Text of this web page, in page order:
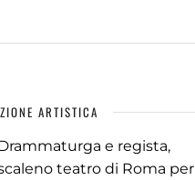
ARTISTICA
e regista,
teatro di Roma per